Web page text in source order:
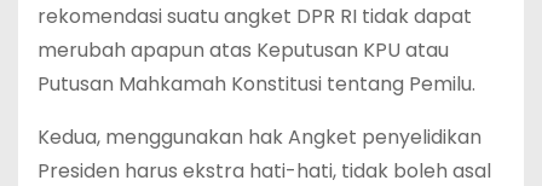
rekomendasi suatu angket DPR RI tidak dapat
merubah apapun atas Keputusan KPU atau
Putusan Mahkamah Konstitusi tentang Pemilu.
Kedua, menggunakan hak Angket penyelidikan
Presiden harus ekstra hati-hati, tidak boleh asal